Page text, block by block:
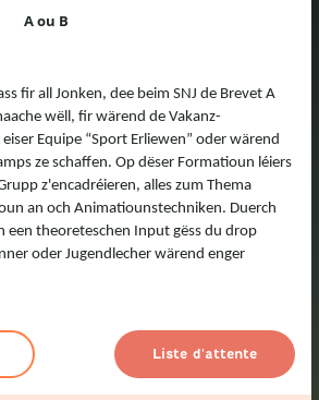
A ou B
fir all Jonken, dee beim SNJ de Brevet A
wëll, fir wärend de Vakanz-
Equipe “Sport Erliewen” oder wärend
ze schaffen. Op dëser Formatioun léiers
z'encadréieren, alles zum Thema
an och Animatiounstechniken. Duerch
een theoreteschen Input gëss du drop
oder Jugendlecher wärend enger
Liste d'attente